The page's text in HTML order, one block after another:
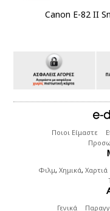
Canon E-82 II
Ποιοι Είμαστε
Φιλμ, Χημικά, Χαρτιά
Γενικά